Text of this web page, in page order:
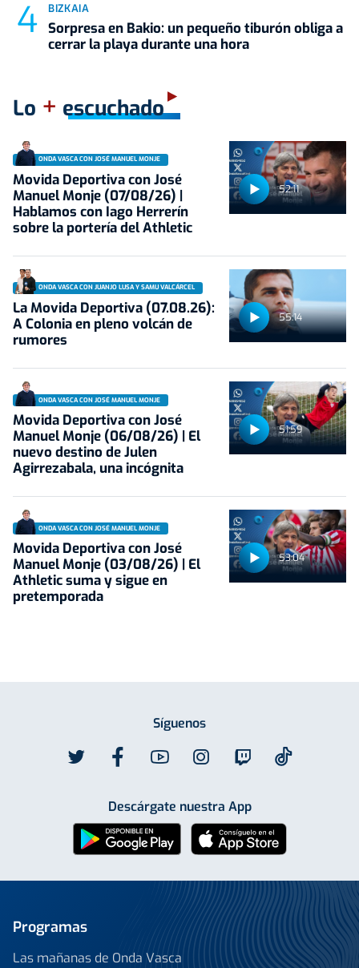
BIZKAIA
Sorpresa en Bakio: un pequeño tiburón obliga a
cerrar la playa durante una hora
Lo + escuchado
52:11
ONDA VASCA CON JOSÉ MANUEL MONJE
Movida Deportiva con José
Manuel Monje (07/08/26) |
Hablamos con Iago Herrerín
sobre la portería del Athletic
55:14
ONDA VASCA CON JUANJO LUSA Y SAMU VALCÁRCEL
La Movida Deportiva (07.08.26):
A Colonia en pleno volcán de
rumores
51:59
ONDA VASCA CON JOSÉ MANUEL MONJE
Movida Deportiva con José
Manuel Monje (06/08/26) | El
nuevo destino de Julen
Agirrezabala, una incógnita
53:04
ONDA VASCA CON JOSÉ MANUEL MONJE
Movida Deportiva con José
Manuel Monje (03/08/26) | El
Athletic suma y sigue en
pretemporada
Síguenos
Descárgate nuestra App
Programas
Las mañanas de Onda Vasca